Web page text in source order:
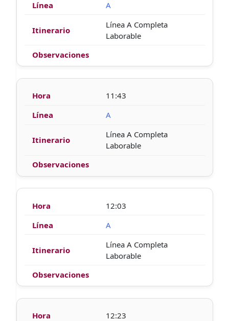
A
Línea A Completa
Laborable
11:43
A
Línea A Completa
Laborable
12:03
A
Línea A Completa
Laborable
12:23